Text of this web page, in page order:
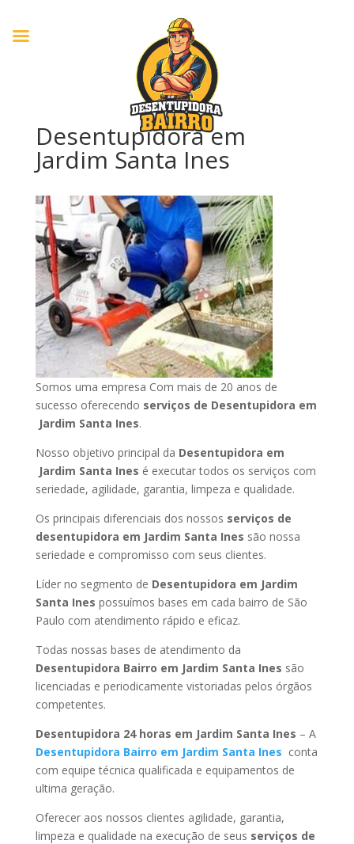
Desentupidora em
Jardim Santa Ines
Somos uma empresa Com mais de 20 anos de
sucesso oferecendo serviços de Desentupidora em
Jardim Santa Ines.
Nosso objetivo principal da Desentupidora em
Jardim Santa Ines é executar todos os serviços com
seriedade, agilidade, garantia, limpeza e qualidade.
Os principais diferenciais dos nossos serviços de
desentupidora em Jardim Santa Ines são nossa
seriedade e compromisso com seus clientes.
Líder no segmento de Desentupidora em Jardim
Santa Ines possuímos bases em cada bairro de São
Paulo com atendimento rápido e eficaz.
Todas nossas bases de atendimento da
Desentupidora Bairro em Jardim Santa Ines são
licenciadas e periodicamente vistoriadas pelos órgãos
competentes.
Desentupidora 24 horas em Jardim Santa Ines – A
Desentupidora Bairro em Jardim Santa Ines conta
com equipe técnica qualificada e equipamentos de
ultima geração.
Oferecer aos nossos clientes agilidade, garantia,
limpeza e qualidade na execução de seus serviços de